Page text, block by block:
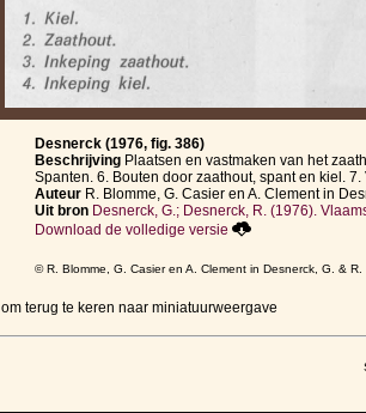
Desnerck (1976, fig. 386)
Beschrijving Plaatsen en vastmaken van het
Spanten. 6. Bouten door zaathout, spant en kiel.
Auteur R. Blomme, G. Casier en A. Clement in
Uit bron Desnerck, G.; Desnerck, R. (1976).
Download de volledige versie
© R. Blomme, G. Casier en A. Clement in Desnerck, G. & R.
om terug te keren naar miniatuurweergave